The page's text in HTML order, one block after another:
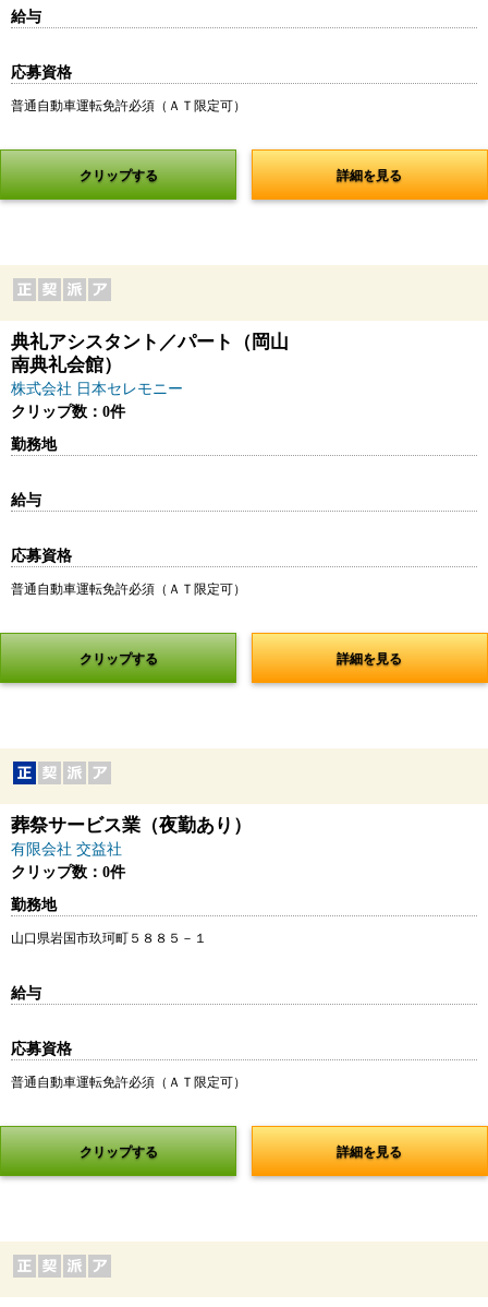
給与
応募資格
普通自動車運転免許必須（ＡＴ限定可）
クリップする 詳細を見る
典礼アシスタント／パート（岡山
南典礼会館）
株式会社 日本セレモニー
クリップ数：0件
勤務地
給与
応募資格
普通自動車運転免許必須（ＡＴ限定可）
クリップする 詳細を見る
葬祭サービス業（夜勤あり）
有限会社 交益社
クリップ数：0件
勤務地
山口県岩国市玖珂町５８８５－１
給与
応募資格
普通自動車運転免許必須（ＡＴ限定可）
クリップする 詳細を見る